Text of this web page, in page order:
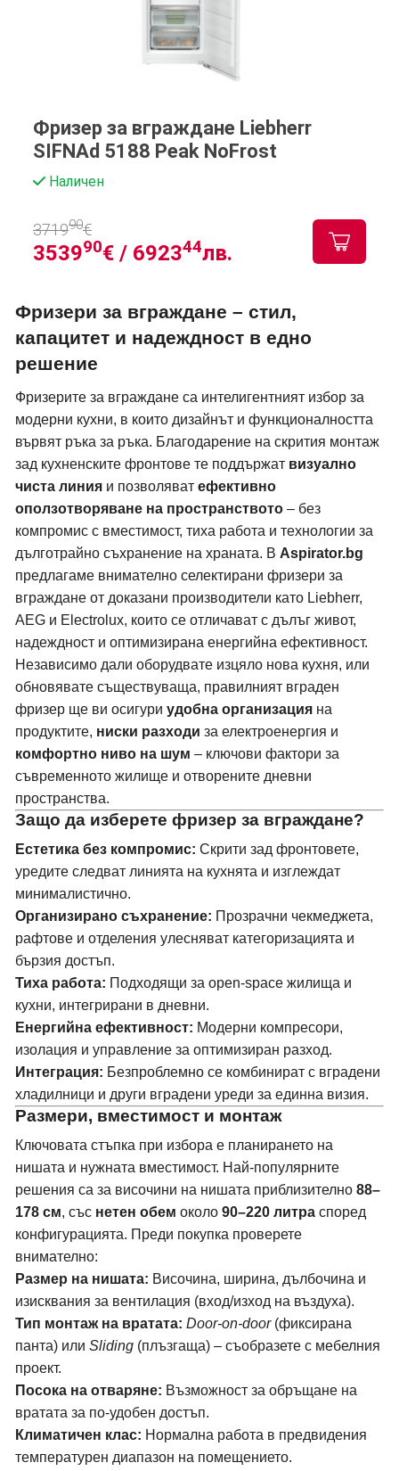
Фризер за вграждане Liebherr
SIFNAd 5188 Peak NoFrost
Наличен
353990€ / 692344лв.
371990€
Фризери за вграждане – стил,
капацитет и надеждност в едно
решение
Фризерите за вграждане са интелигентният избор за
модерни кухни, в които дизайнът и функционалността
вървят ръка за ръка. Благодарение на скрития монтаж
зад кухненските фронтове те поддържат визуално
чиста линия и позволяват ефективно
оползотворяване на пространството – без
компромис с вместимост, тиха работа и технологии за
дълготрайно съхранение на храната. В Aspirator.bg
предлагаме внимателно селектирани фризери за
вграждане от доказани производители като Liebherr,
AEG и Electrolux, които се отличават с дълъг живот,
надеждност и оптимизирана енергийна ефективност.
Независимо дали оборудвате изцяло нова кухня, или
обновявате съществуваща, правилният вграден
фризер ще ви осигури удобна организация на
продуктите, ниски разходи за електроенергия и
комфортно ниво на шум – ключови фактори за
съвременното жилище и отворените дневни
пространства.
Защо да изберете фризер за вграждане?
Естетика без компромис: Скрити зад фронтовете,
уредите следват линията на кухнята и изглеждат
минималистично.
Организирано съхранение: Прозрачни чекмеджета,
рафтове и отделения улесняват категоризацията и
бързия достъп.
Тиха работа: Подходящи за open-space жилища и
кухни, интегрирани в дневни.
Енергийна ефективност: Модерни компресори,
изолация и управление за оптимизиран разход.
Интеграция: Безпроблемно се комбинират с вградени
хладилници и други вградени уреди за единна визия.
Размери, вместимост и монтаж
Ключовата стъпка при избора е планирането на
нишата и нужната вместимост. Най-популярните
решения са за височини на нишата приблизително 88–
178 см, със нетен обем около 90–220 литра според
конфигурацията. Преди покупка проверете
внимателно:
Размер на нишата: Височина, ширина, дълбочина и
изисквания за вентилация (вход/изход на въздуха).
Тип монтаж на вратата: Door-on-door(фиксирана
панта) или Sliding (плъзгаща) – съобразете с мебелния
проект.
Посока на отваряне: Възможност за обръщане на
вратата за по-удобен достъп.
Климатичен клас: Нормална работа в предвидения
температурен диапазон на помещението.